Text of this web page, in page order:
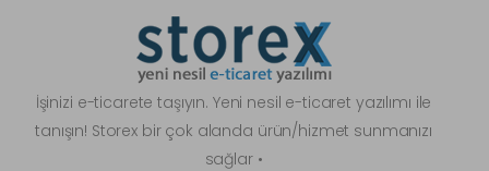
İşinizi e-ticarete taşıyın. Yeni nesil e-ticaret yazılımı ile
tanışın! Storex bir çok alanda ürün/hizmet sunmanızı
sağlar •